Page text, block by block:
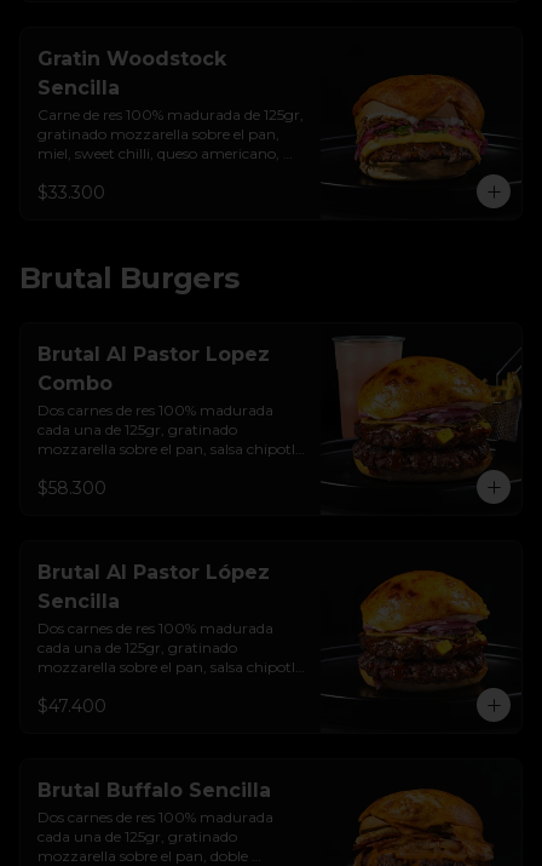
Gratin Woodstock
Sencilla
Carne de res 100% madurada de 125gr,
gratinado mozzarella sobre el pan,
miel, sweet chilli, queso americano,
encurtido de cebolla, salsa de ajo y pan
$33.300
Brutal Burgers
Brutal Al Pastor Lopez
Combo
Dos carnes de res 100% madurada
cada una de 125gr, gratinado
mozzarella sobre el pan, salsa chipotle
tostada de maíz crujiente, cilantro,
$58.300
Brutal Al Pastor López
Sencilla
Dos carnes de res 100% madurada
cada una de 125gr, gratinado
mozzarella sobre el pan, salsa chipotle
tostada de maíz crujiente, cilantro,
$47.400
Brutal Buffalo Sencilla
Dos carnes de res 100% madurada
cada una de 125gr, gratinado
mozzarella sobre el pan, doble